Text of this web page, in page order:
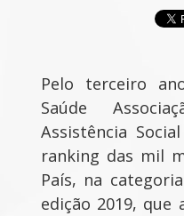
Pelo terceiro
Saúde
Assistência
ranking das mil
País, na
edição 2019, que